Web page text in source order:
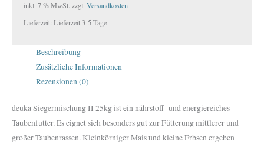
inkl. 7 % MwSt. zzgl. Versandkosten
Lieferzeit: Lieferzeit 3-5 Tage
Beschreibung
Zusätzliche Informationen
Rezensionen (0)
deuka Siegermischung II 25kg ist ein nährstoff- und energiereiches
Taubenfutter. Es eignet sich besonders gut zur Fütterung mittlerer und
großer Taubenrassen. Kleinkörniger Mais und kleine Erbsen ergeben